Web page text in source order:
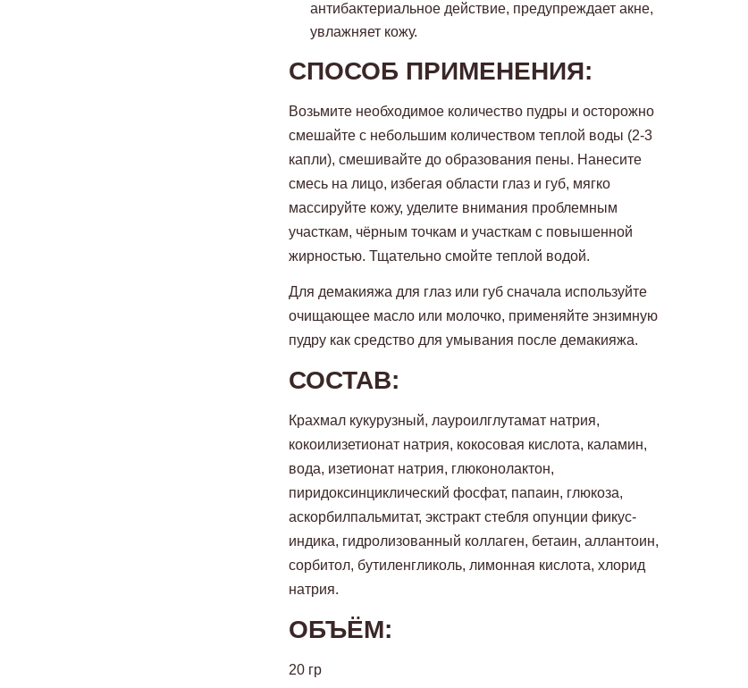
антибактериальное действие, предупреждает акне,
увлажняет кожу.
СПОСОБ ПРИМЕНЕНИЯ:
Возьмите необходимое количество пудры и осторожно
смешайте с небольшим количеством теплой воды (2-3
капли), смешивайте до образования пены. Нанесите
смесь на лицо, избегая области глаз и губ, мягко
массируйте кожу, уделите внимания проблемным
участкам, чёрным точкам и участкам с повышенной
жирностью. Тщательно смойте теплой водой.
Для демакияжа для глаз или губ сначала используйте
очищающее масло или молочко, применяйте энзимную
пудру как средство для умывания после демакияжа.
СОСТАВ:
Крахмал кукурузный, лауроилглутамат натрия,
кокоилизетионат натрия, кокосовая кислота, каламин,
вода, изетионат натрия, глюконолактон,
пиридоксинциклический фосфат, папаин, глюкоза,
аскорбилпальмитат, экстракт стебля опунции фикус-
индика, гидролизованный коллаген, бетаин, аллантоин,
сорбитол, бутиленгликоль, лимонная кислота, хлорид
натрия.
ОБЪЁМ:
20 гр